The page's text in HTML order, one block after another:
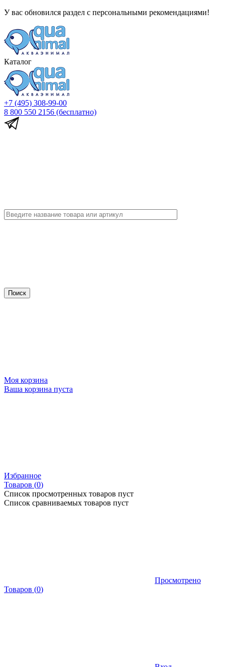
У вас обновился раздел с персональными рекомендациями!
Каталог
+7 (495) 308-99-00
8 800 550 2156 (бесплатно)
Моя корзина
Ваша корзина пуста
Избранное
Товаров (0)
Список просмотренных товаров пуст
Список сравниваемых товаров пуст
Просмотрено
Товаров (0)